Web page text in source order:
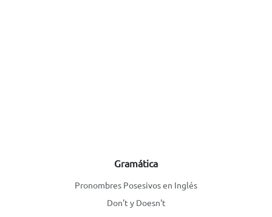
Gramática
Pronombres Posesivos en Inglés
Don't y Doesn't